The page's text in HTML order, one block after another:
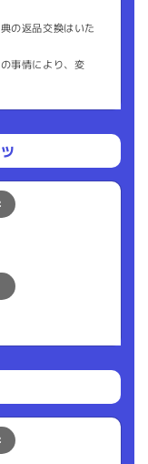
の返品交換はいた
事情により、変